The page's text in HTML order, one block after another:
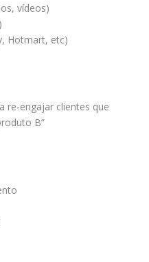
vídeos)
Hotmart, etc)
re-engajar clientes que
B”